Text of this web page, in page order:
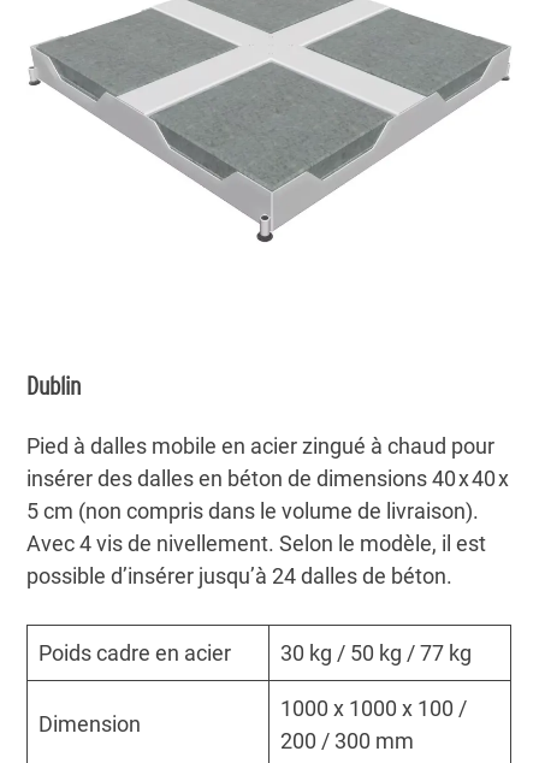
Dublin
Pied à dalles mobile en acier zingué à chaud pour
insérer des dalles en béton de dimensions 40 x 40 x
5 cm (non compris dans le volume de livraison).
Avec 4 vis de nivellement. Selon le modèle, il est
possible d’insérer jusqu’à 24 dalles de béton.
Poids cadre en acier 30 kg / 50 kg / 77 kg
Dimension
1000 x 1000 x 100 /
200 / 300 mm